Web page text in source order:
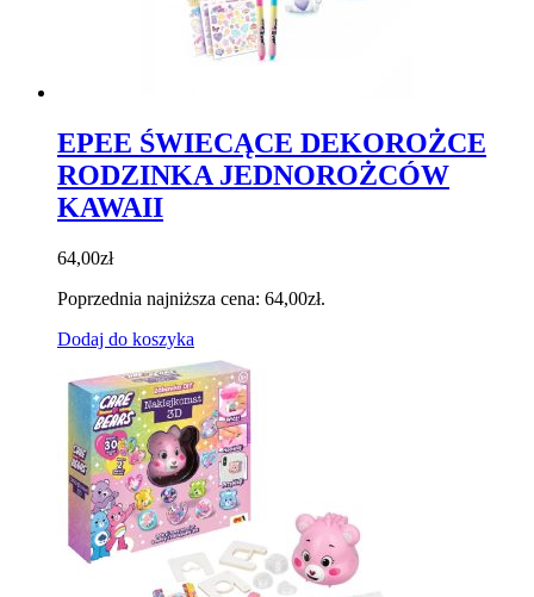
EPEE ŚWIECĄCE DEKOROŻCE
RODZINKA JEDNOROŻCÓW
KAWAII
64,00zł
Poprzednia najniższa cena: 64,00zł.
Dodaj do koszyka